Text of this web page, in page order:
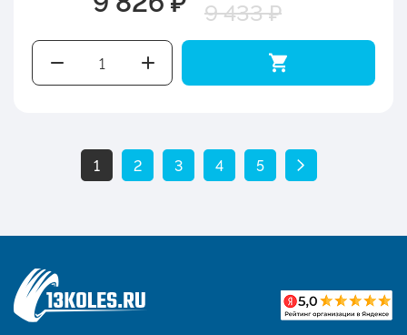
9 433 ₽
1 2 3 4 5